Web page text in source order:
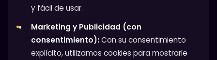
y fácil de usar.
Marketing y Publicidad (con
consentimiento):Con su consentimiento
explícito, utilizamos cookies para mostrarle